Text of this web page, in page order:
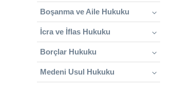
Boşanma ve Aile Hukuku
İcra ve İflas Hukuku
Borçlar Hukuku
Medeni Usul Hukuku